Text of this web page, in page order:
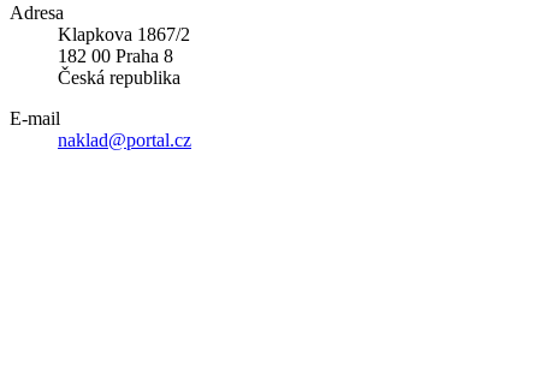
Adresa
Klapkova 1867/2
182 00 Praha 8
Česká republika
E-mail
naklad@portal.cz